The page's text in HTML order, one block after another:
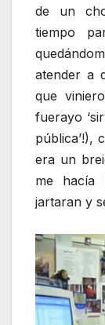
de un
tiempo
atender a
que
fuerayo
pública’!),
era un
me hacía
jartaran y